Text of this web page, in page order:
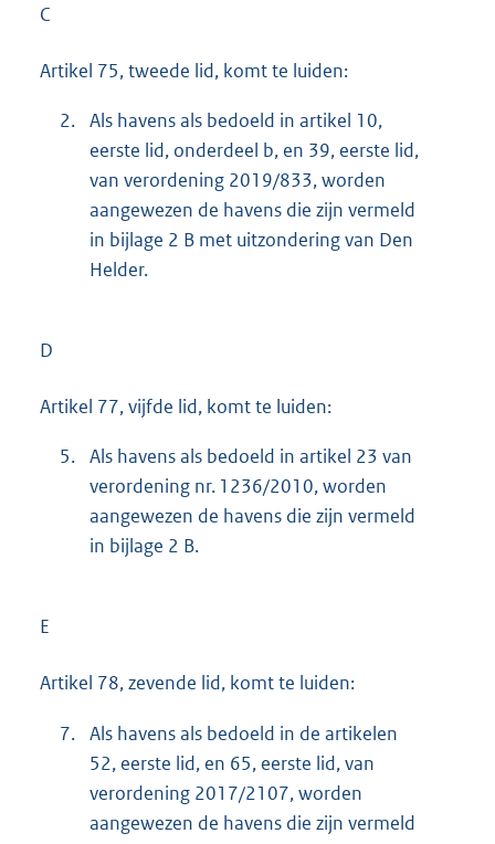
C
Artikel 75, tweede lid, komt te luiden:
2. Als havens als bedoeld in artikel 10,
eerste lid, onderdeel b, en 39, eerste lid,
van verordening 2019/833, worden
aangewezen de havens die zijn vermeld
in bijlage 2 B met uitzondering van Den
Helder.
D
Artikel 77, vijfde lid, komt te luiden:
5. Als havens als bedoeld in artikel 23 van
verordening nr. 1236/2010, worden
aangewezen de havens die zijn vermeld
in bijlage 2 B.
E
Artikel 78, zevende lid, komt te luiden:
7. Als havens als bedoeld in de artikelen
52, eerste lid, en 65, eerste lid, van
verordening 2017/2107, worden
aangewezen de havens die zijn vermeld